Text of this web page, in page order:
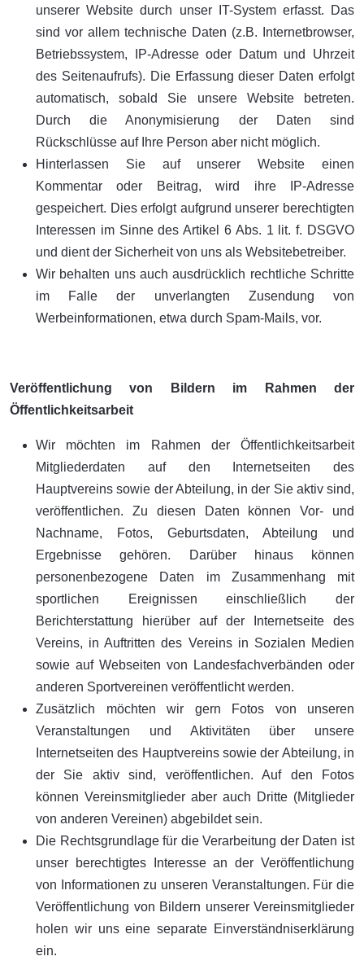
unserer Website durch unser IT-System erfasst. Das
sind vor allem technische Daten (z.B. Internetbrowser,
Betriebssystem, IP-Adresse oder Datum und Uhrzeit
des Seitenaufrufs). Die Erfassung dieser Daten erfolgt
automatisch, sobald Sie unsere Website betreten.
Durch die Anonymisierung der Daten sind
Rückschlüsse auf Ihre Person aber nicht möglich.
Hinterlassen Sie auf unserer Website einen
Kommentar oder Beitrag, wird ihre IP-Adresse
gespeichert. Dies erfolgt aufgrund unserer berechtigten
Interessen im Sinne des Artikel 6 Abs. 1 lit. f. DSGVO
und dient der Sicherheit von uns als Websitebetreiber.
Wir behalten uns auch ausdrücklich rechtliche Schritte
im Falle der unverlangten Zusendung von
Werbeinformationen, etwa durch Spam-Mails, vor.
Veröffentlichung von Bildern im Rahmen der
Öffentlichkeitsarbeit
Wir möchten im Rahmen der Öffentlichkeitsarbeit
Mitgliederdaten auf den Internetseiten des
Hauptvereins sowie der Abteilung, in der Sie aktiv sind,
veröffentlichen. Zu diesen Daten können Vor- und
Nachname, Fotos, Geburtsdaten, Abteilung und
Ergebnisse gehören. Darüber hinaus können
personenbezogene Daten im Zusammenhang mit
sportlichen Ereignissen einschließlich der
Berichterstattung hierüber auf der Internetseite des
Vereins, in Auftritten des Vereins in Sozialen Medien
sowie auf Webseiten von Landesfachverbänden oder
anderen Sportvereinen veröffentlicht werden.
Zusätzlich möchten wir gern Fotos von unseren
Veranstaltungen und Aktivitäten über unsere
Internetseiten des Hauptvereins sowie der Abteilung, in
der Sie aktiv sind, veröffentlichen. Auf den Fotos
können Vereinsmitglieder aber auch Dritte (Mitglieder
von anderen Vereinen) abgebildet sein.
Die Rechtsgrundlage für die Verarbeitung der Daten ist
unser berechtigtes Interesse an der Veröffentlichung
von Informationen zu unseren Veranstaltungen. Für die
Veröffentlichung von Bildern unserer Vereinsmitglieder
holen wir uns eine separate Einverständniserklärung
ein.